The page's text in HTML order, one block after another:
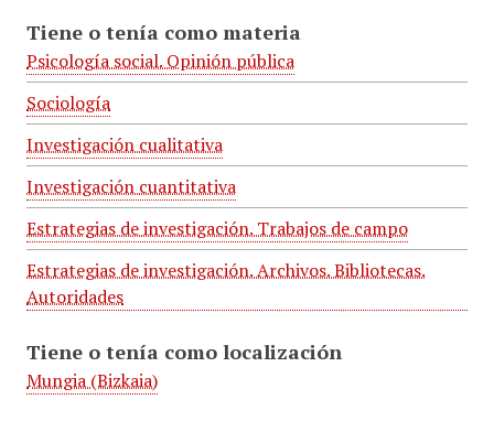
Tiene o tenía como materia
Psicología social. Opinión pública
Sociología
Investigación cualitativa
Investigación cuantitativa
Estrategias de investigación. Trabajos de campo
Estrategias de investigación. Archivos. Bibliotecas.
Autoridades
Tiene o tenía como localización
Mungia (Bizkaia)